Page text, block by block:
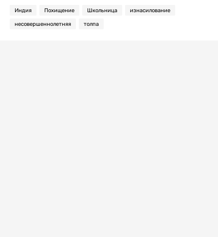
Индия Похищение Школьница изнасилование
несовершеннолетняя толпа